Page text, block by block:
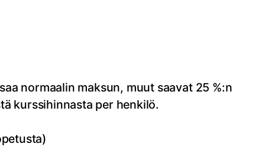
normaalin maksun, muut saavat 25 %:n
kurssihinnasta per henkilö.